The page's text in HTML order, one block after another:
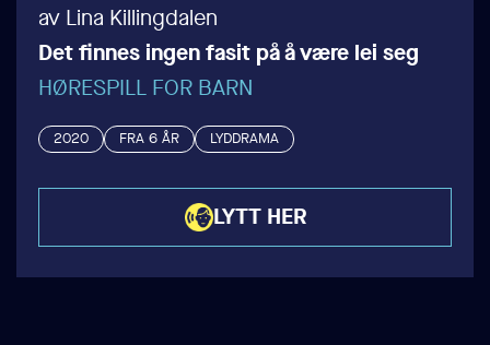
av Lina Killingdalen
Det finnes ingen fasit på å være lei seg
HØRESPILL FOR BARN
2020 FRA 6 ÅR LYDDRAMA
LYTT HER